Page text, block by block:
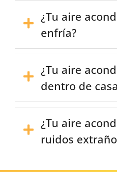
¿Tu aire
enfría?
¿Tu aire
dentro de
¿Tu aire
ruidos